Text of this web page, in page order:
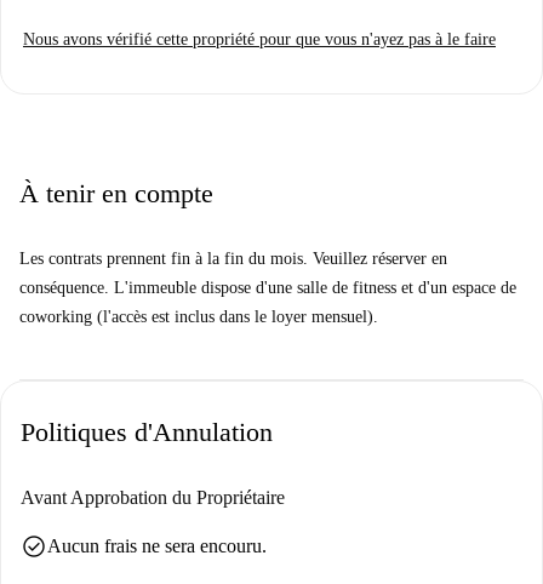
Eismanufaktur. De plus, le site touristique Summer in the City est
Nous avons vérifié cette propriété pour que vous n'ayez pas à le faire
À tenir en compte
Les contrats prennent fin à la fin du mois. Veuillez réserver en
conséquence. L'immeuble dispose d'une salle de fitness et d'un espace de
coworking (l'accès est inclus dans le loyer mensuel).
Politiques d'Annulation
Avant Approbation du Propriétaire
check_circleAucun frais ne sera encouru.